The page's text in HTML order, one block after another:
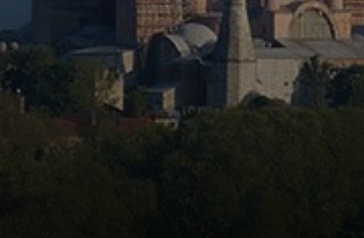
terremoto e ela
desabou! Tiveram
que refazer
rapidinho.